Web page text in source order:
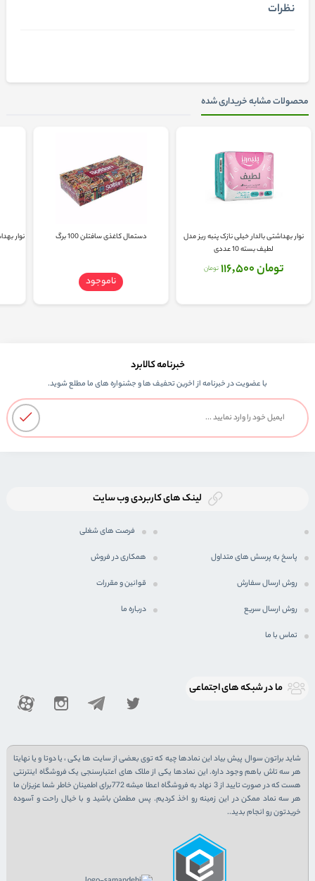
نظرات
محصولات مشابه خریداری شده
نوار بهداشتی بالدار خیلی نازک پنبه ریز مدل
لطیف بسته 10 عددی
تومان 116,500 تومان
دستمال کاغذی سافتلن 100 برگ
ناموجود
خبرنامه کالابرد
با عضویت در خبرنامه از اخرین تحفیف ها و جشنواره های ما مطلع شوید.
لینک های کاربردی وب سایت
فرصت های شغلی
پاسخ به پرسش های متداول همکاری در فروش
روش ارسال سفارش قوانین و مقررات
روش ارسال سریع درباره ما
تماس با ما
ما در شبكه های اجتماعی
شاید براتون سوال پیش بیاد این نمادها چیه که توی بعضی از سایت ها یکی ، یا دوتا و یا نهایتا
هر سه تاش باهم وجود داره. این نمادها یکی از ملاک های اعتبارسنجی یک فروشگاه اینترنتی
هست که در صورت تایید از 3 نهاد به فروشگاه اعطا میشه 772برای اطمینان خاطر شما عزیزان ما
هر سه نماد ممکن در این زمینه رو اخذ کردیم. پس مطمئن باشید و با خیال راحت و آسوده
خریدتون رو انجام بدید..